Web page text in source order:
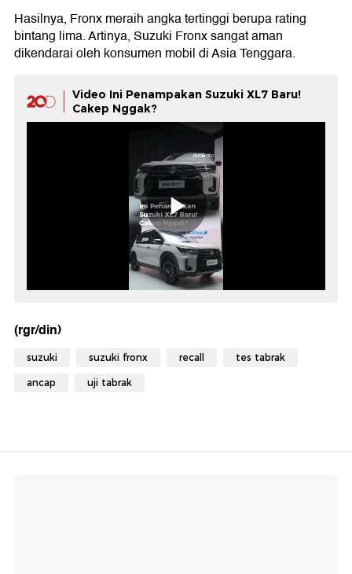
Hasilnya, Fronx meraih angka tertinggi berupa rating
bintang lima. Artinya, Suzuki Fronx sangat aman
dikendarai oleh konsumen mobil di Asia Tenggara.
Video Ini Penampakan Suzuki XL7 Baru!
Cakep Nggak?
(rgr/din)
suzuki suzuki fronx recall tes tabrak
ancap uji tabrak